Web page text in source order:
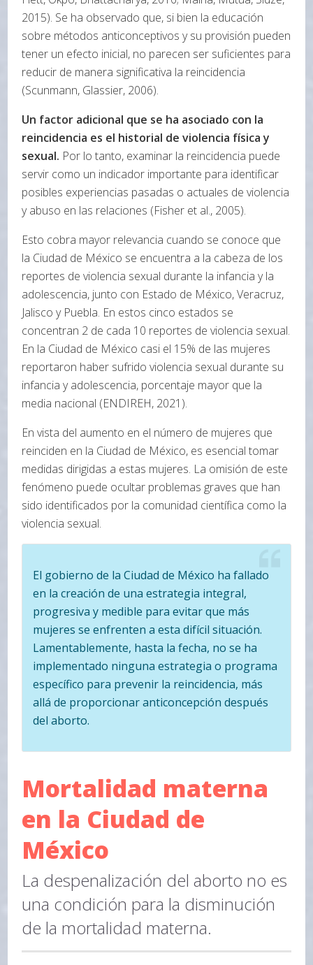
2015). Se ha observado que, si bien la educación
sobre métodos anticonceptivos y su provisión pueden
tener un efecto inicial, no parecen ser suficientes para
reducir de manera significativa la reincidencia
(Scunmann, Glassier, 2006).
Un factor adicional que se ha asociado con la
reincidencia es el historial de violencia física y
sexual. Por lo tanto, examinar la reincidencia puede
servir como un indicador importante para identificar
posibles experiencias pasadas o actuales de violencia
y abuso en las relaciones (Fisher et al., 2005).
Esto cobra mayor relevancia cuando se conoce que
la Ciudad de México se encuentra a la cabeza de los
reportes de violencia sexual durante la infancia y la
adolescencia, junto con Estado de México, Veracruz,
Jalisco y Puebla. En estos cinco estados se
concentran 2 de cada 10 reportes de violencia sexual.
En la Ciudad de México casi el 15% de las mujeres
reportaron haber sufrido violencia sexual durante su
infancia y adolescencia, porcentaje mayor que la
media nacional (ENDIREH, 2021).
En vista del aumento en el número de mujeres que
reinciden en la Ciudad de México, es esencial tomar
medidas dirigidas a estas mujeres. La omisión de este
fenómeno puede ocultar problemas graves que han
sido identificados por la comunidad científica como la
violencia sexual.
El gobierno de la Ciudad de México ha fallado
en la creación de una estrategia integral,
progresiva y medible para evitar que más
mujeres se enfrenten a esta difícil situación.
Lamentablemente, hasta la fecha, no se ha
implementado ninguna estrategia o programa
específico para prevenir la reincidencia, más
allá de proporcionar anticoncepción después
del aborto.
Mortalidad materna
en la Ciudad de
México
La despenalización del aborto no es
una condición para la disminución
de la mortalidad materna.